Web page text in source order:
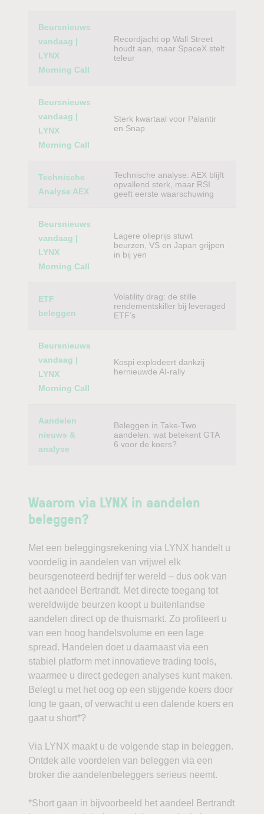
Beursnieuws
vandaag |
LYNX
Morning Call
Recordjacht op Wall Street
houdt aan, maar SpaceX stelt
teleur
Beursnieuws
vandaag |
LYNX
Morning Call
Sterk kwartaal voor Palantir
en Snap
Technische
Analyse AEX
Technische analyse: AEX blijft
opvallend sterk, maar RSI
geeft eerste waarschuwing
Beursnieuws
vandaag |
LYNX
Morning Call
Lagere olieprijs stuwt
beurzen, VS en Japan grijpen
in bij yen
ETF
beleggen
Volatility drag: de stille
rendementskiller bij leveraged
ETF’s
Beursnieuws
vandaag |
LYNX
Morning Call
Kospi explodeert dankzij
hernieuwde AI-rally
Aandelen
nieuws &
analyse
Beleggen in Take-Two
aandelen: wat betekent GTA
6 voor de koers?
Waarom via LYNX in aandelen
beleggen?
Met een beleggingsrekening via LYNX handelt u
voordelig in aandelen van vrijwel elk
beursgenoteerd bedrijf ter wereld – dus ook van
het aandeel Bertrandt. Met directe toegang tot
wereldwijde beurzen koopt u buitenlandse
aandelen direct op de thuismarkt. Zo profiteert u
van een hoog handelsvolume en een lage
spread. Handelen doet u daarnaast via een
stabiel platform met innovatieve trading tools,
waarmee u direct gedegen analyses kunt maken.
Belegt u met het oog op een stijgende koers door
long te gaan, of verwacht u een dalende koers en
gaat u short*?
Via LYNX maakt u de volgende stap in beleggen.
Ontdek alle voordelen van beleggen via een
broker die aandelenbeleggers serieus neemt.
*Short gaan in bijvoorbeeld het aandeel Bertrandt